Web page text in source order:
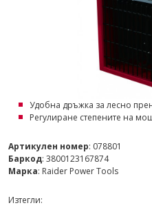
Удобна дръжка за лесно
Регулиране степените на
Артикулен номер: 078801
Баркод: 3800123167874
Марка: Raider Power Tools
Изтегли: